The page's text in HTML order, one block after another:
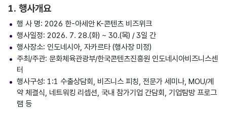
1. 행사개요
행 사 명: 2026 한-아세안 K-콘텐츠 비즈위크
행사일정: 2026. 7. 28.(화) ~ 30.(목) / 3일 간
행사장소: 인도네시아, 자카르타 (행사장 미정)
주최/주관: 문화체육관광부/한국콘텐츠진흥원 인도네시아비즈니스센
터
행사구성: 1:1 수출상담회, 비즈니스 피칭, 전문가 세미나, MOU/계
약 체결식, 네트워킹 리셉션, 국내 참가기업 간담회, 기업탐방 프로그
램 등